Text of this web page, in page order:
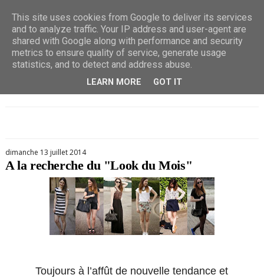
dimanche 13 juillet 2014
A la recherche du "Look du Mois"
Toujours à l’affût de nouvelle tendance et
This site uses cookies from Google to deliver its services
and to analyze traffic. Your IP address and user-agent are
shared with Google along with performance and security
metrics to ensure quality of service, generate usage
statistics, and to detect and address abuse.
LEARN MORE GOT IT